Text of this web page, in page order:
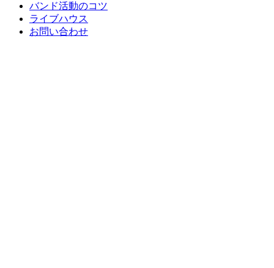
バンド活動のコツ
ライブハウス
お問い合わせ